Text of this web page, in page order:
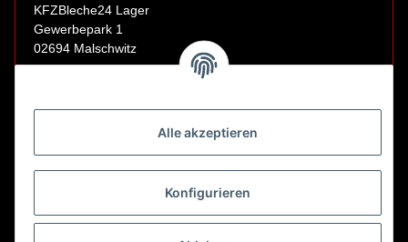
Alle akzeptieren
Konfigurieren
KFZBleche24 Lager
Gewerbepark 1
02694 Malschwitz
Abholungen nur nach Terminvereinbarung.
E-Mail:sales@kfzbleche24.de
Vertrag widerrufen